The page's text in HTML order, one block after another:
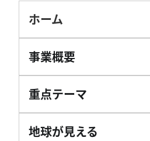
ホーム
事業概要
重点テーマ
地球が見える